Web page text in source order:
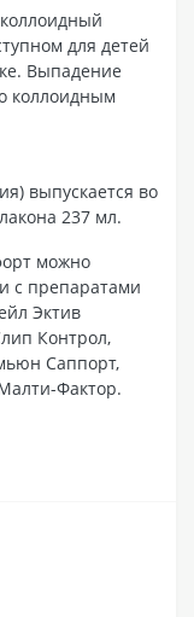
для детей
Выпадение
коллоидным
выпускается во
237 мл.
можно
с препаратами
Эктив
Контрол,
Саппорт,
Фактор.